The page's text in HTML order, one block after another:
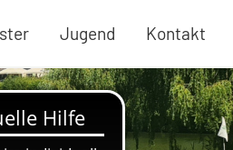
Jugend Kontakt